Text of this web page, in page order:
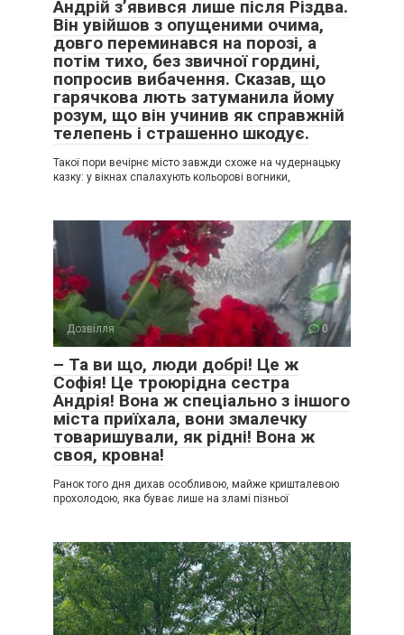
Андрій з’явився лише після Різдва.
Він увійшов з опущеними очима,
довго переминався на порозі, а
потім тихо, без звичної гордині,
попросив вибачення. Сказав, що
гарячкова лють затуманила йому
розум, що він учинив як справжній
телепень і страшенно шкодує.
Такої пори вечірнє місто завжди схоже на чудернацьку
казку: у вікнах спалахують кольорові вогники,
Дозвілля 0
– Та ви що, люди добрі! Це ж
Софія! Це троюрідна сестра
Андрія! Вона ж спеціально з іншого
міста приїхала, вони змалечку
товаришували, як рідні! Вона ж
своя, кровна!
Ранок того дня дихав особливою, майже кришталевою
прохолодою, яка буває лише на зламі пізньої